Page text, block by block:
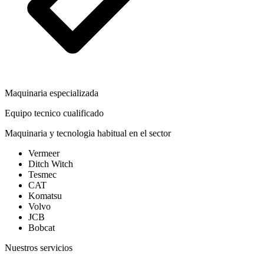
Maquinaria especializada
Equipo tecnico cualificado
Maquinaria y tecnologia habitual en el sector
Vermeer
Ditch Witch
Tesmec
CAT
Komatsu
Volvo
JCB
Bobcat
Nuestros servicios